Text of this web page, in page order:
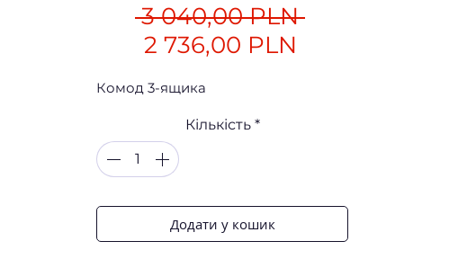
3 040,00 PLN Звичайна
2 736,00 PLN
Комод 3-ящика
Кількість *
Додати у кошик